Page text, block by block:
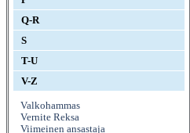
Q-R
S
T-U
V-Z
Valkohammas
Vernite Reksa
Viimeinen ansastaja